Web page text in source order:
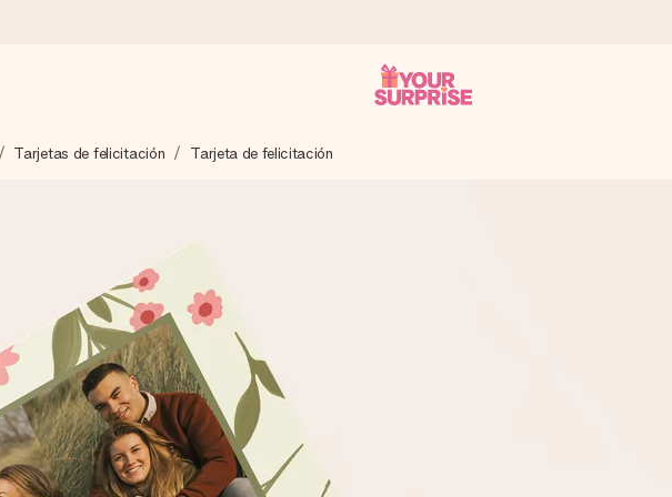
al vuelo, para que lo entregues en el momento perfecto, cuando más importa.
dan un 4,5 en Google Reviews.
nombre, tu foto o un mensaje que llegue al corazón. Sin complicaciones, solo todo el
Tarjetas de felicitación Tarjeta de felicitación